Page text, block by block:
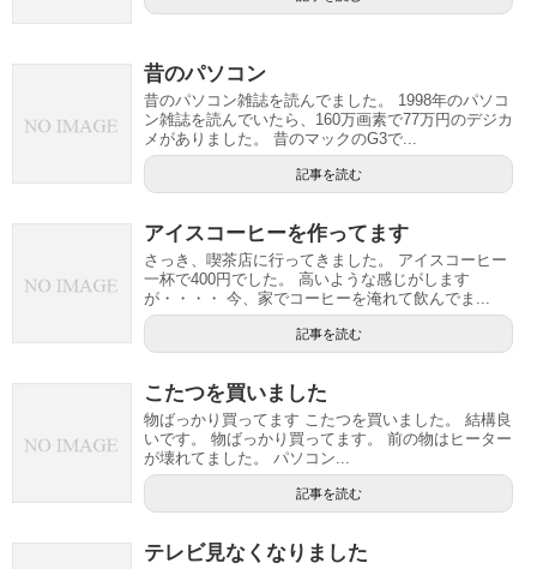
昔のパソコン
昔のパソコン雑誌を読んでました。 1998年のパソコ
ン雑誌を読んでいたら、160万画素で77万円のデジカ
メがありました。 昔のマックのG3で...
記事を読む
アイスコーヒーを作ってます
さっき、喫茶店に行ってきました。 アイスコーヒー
一杯で400円でした。 高いような感じがします
が・・・・ 今、家でコーヒーを淹れて飲んでま...
記事を読む
こたつを買いました
物ばっかり買ってます こたつを買いました。 結構良
いです。 物ばっかり買ってます。 前の物はヒーター
が壊れてました。 パソコン...
記事を読む
テレビ見なくなりました